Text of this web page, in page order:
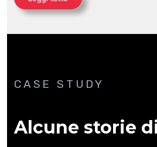
CASE STUDY
Alcune storie